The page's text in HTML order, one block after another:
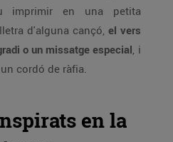
imprimir en una petita
d'alguna cançó, el vers
o un missatge especial, i
cordó de ràfia.
en la